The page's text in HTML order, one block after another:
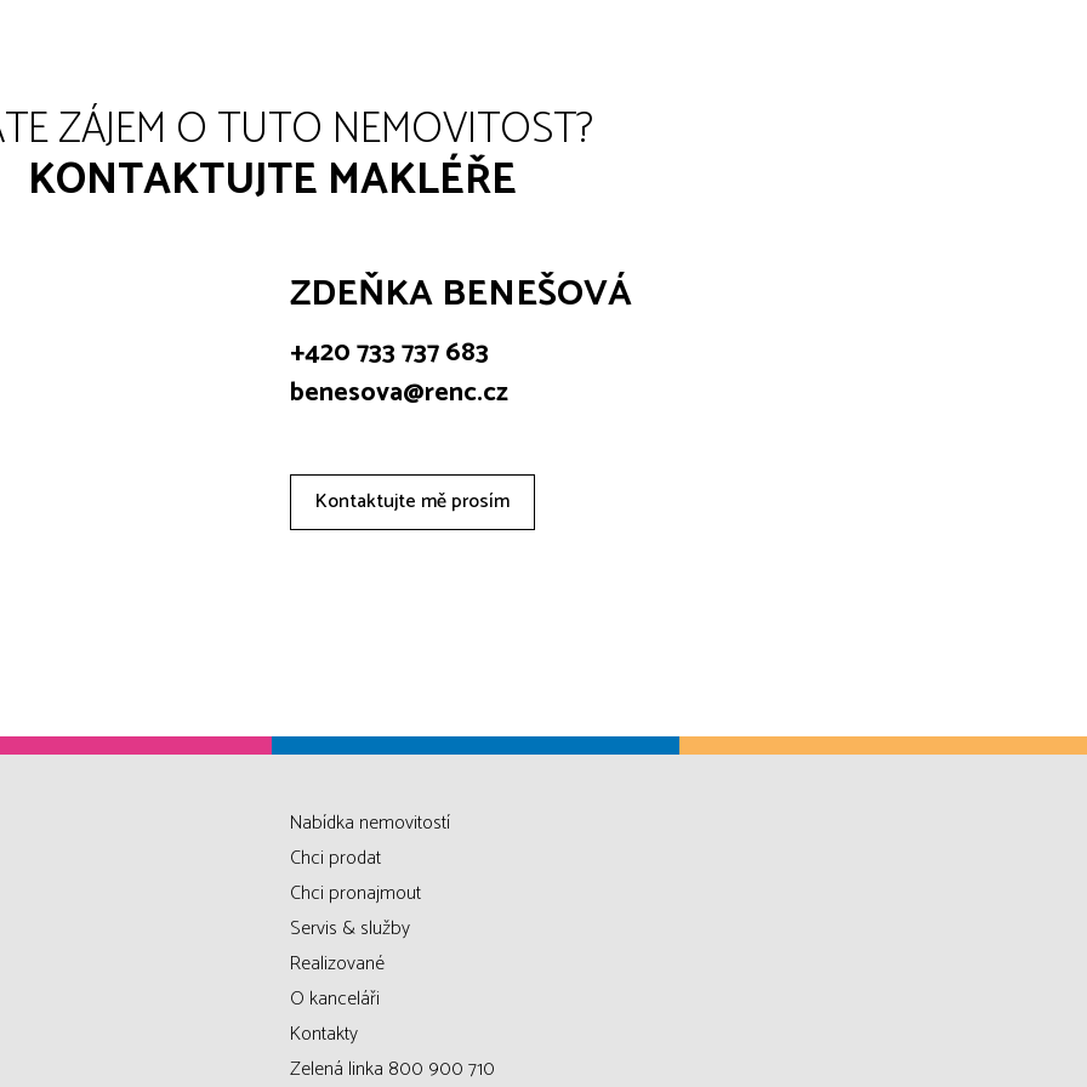
ZÁJEM O TUTO NEMOVITOST?
KONTAKTUJTE MAKLÉŘE
ZDEŇKA BENEŠOVÁ
+420 733 737 683
benesova@renc.cz
Kontaktujte mě prosím
Nabídka nemovitostí
Chci prodat
Chci pronajmout
Servis & služby
Realizované
O kanceláři
Kontakty
Zelená linka 800 900 710